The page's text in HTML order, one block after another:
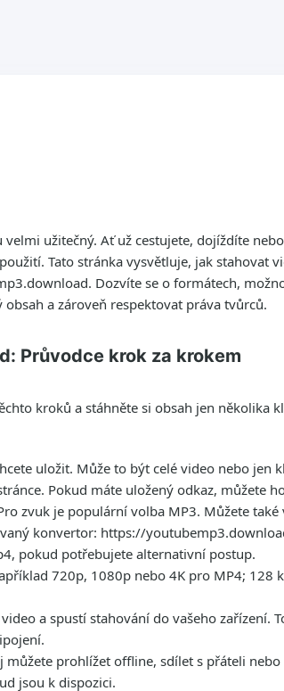
užitečný. Ať už cestujete, dojíždíte
Tato stránka vysvětluje, jak stahovat
Dozvíte se o formátech,
a zároveň respektovat práva tvůrců.
Průvodce krok za krokem
kroků a stáhněte si obsah jen několika
uložit. Může to být celé video nebo jen
Pokud máte uložený odkaz, můžete
zvuk je populární volba MP3. Můžete také
konvertor: https://
pokud potřebujete alternativní postup.
720p, 1080p nebo 4K pro MP4; 128
a spustí stahování do vašeho zařízení.
prohlížet offline, sdílet s přáteli
jsou k dispozici.